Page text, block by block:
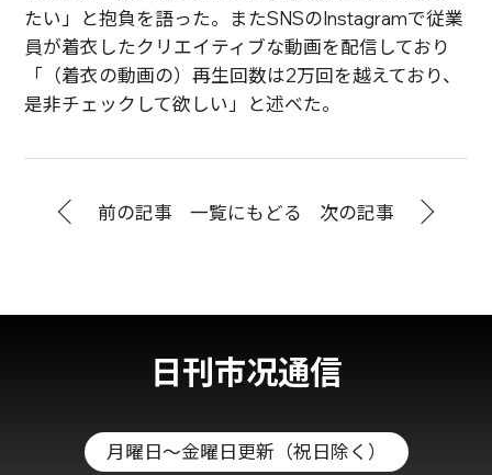
たい」と抱負を語った。またSNSのInstagramで従業
員が着衣したクリエイティブな動画を配信しており
「（着衣の動画の）再生回数は2万回を越えており、
是非チェックして欲しい」と述べた。
前の記事 一覧にもどる 次の記事
日刊市况通信
月曜日～金曜日更新（祝日除く）